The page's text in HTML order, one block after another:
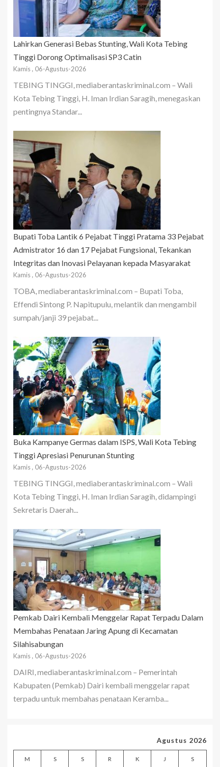
Lahirkan Generasi Bebas Stunting, Wali Kota Tebing
Tinggi Dorong Optimalisasi SP3 Catin
Kamis , 06-Agustus-2026
TEBING TINGGI, mediaberantaskriminal.com – Wali
Kota Tebing Tinggi, H. Iman Irdian Saragih, menegaskan
pentingnya Standar...
Bupati Toba Lantik 6 Pejabat Tinggi Pratama 33 Pejabat
Admistrator 16 dan 17 Pejabat Fungsional, Tekankan
Integritas dan Inovasi Pelayanan kepada Masyarakat
Kamis , 06-Agustus-2026
TOBA, mediaberantaskriminal.com – Bupati Toba,
Effendi Sintong P. Napitupulu, melantik dan mengambil
sumpah/janji 39 pejabat...
Buka Kampanye Germas dalam ISPS, Wali Kota Tebing
Tinggi Apresiasi Penurunan Stunting
Kamis , 06-Agustus-2026
TEBING TINGGI, mediaberantaskriminal.com – Wali
Kota Tebing Tinggi, H. Iman Irdian Saragih, didampingi
Sekretaris Daerah...
Pemkab Dairi Kembali Menggelar Rapat Terpadu Dalam
Membahas Penataan Jaring Apung di Kecamatan
Silahisabungan
Kamis , 06-Agustus-2026
DAIRI, mediaberantaskriminal.com – Pemerintah
Kabupaten (Pemkab) Dairi kembali menggelar rapat
terpadu untuk membahas penataan Keramba...
Agustus 2026
M S S R K J S